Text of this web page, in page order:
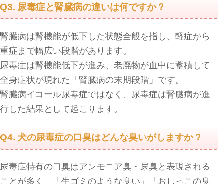
Q3. 尿毒症と腎臓病の違いは何ですか？
腎臓病は腎機能が低下した状態全般を指し、軽症から
重症まで幅広い段階があります。
尿毒症は腎機能低下が進み、老廃物が血中に蓄積して
全身症状が現れた「腎臓病の末期段階」です。
腎臓病イコール尿毒症ではなく、尿毒症は腎臓病が進
行した結果として起こります。
Q4. 犬の尿毒症の口臭はどんな臭いがしますか？
尿毒症特有の口臭はアンモニア臭・尿臭と表現される
ことが多く、「生ゴミのような臭い」「おしっこの臭